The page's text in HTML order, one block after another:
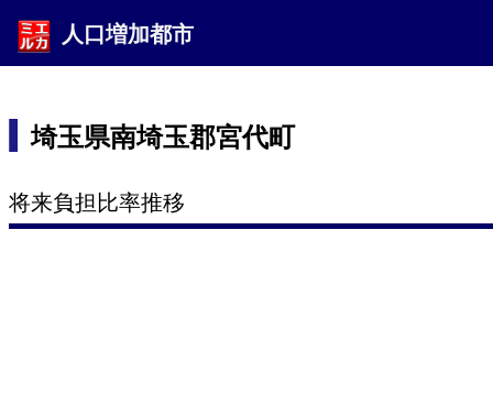
人口増加都市
埼玉県南埼玉郡宮代町
将来負担比率推移